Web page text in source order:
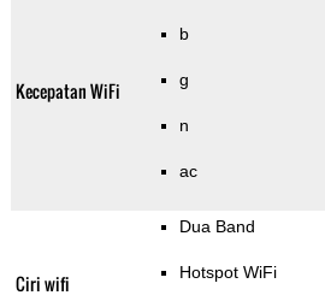
Kecepatan WiFi
b
g
n
ac
Ciri wifi
Dua Band
Hotspot WiFi